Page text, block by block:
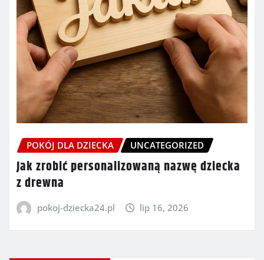
POKÓJ DLA DZIECKA UNCATEGORIZED
Jak zrobić personalizowaną nazwę dziecka
z drewna
pokoj-dziecka24.pl lip 16, 2026